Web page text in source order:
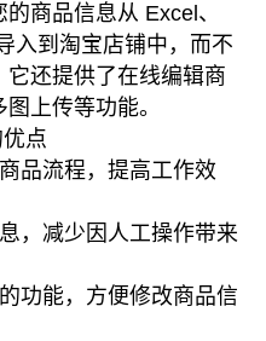
商品信息从 Excel、
入到淘宝店铺中，而不
还提供了在线编辑商
上传等功能。
点
品流程，提高工作效
，减少因人工操作带来
功能，方便修改商品信